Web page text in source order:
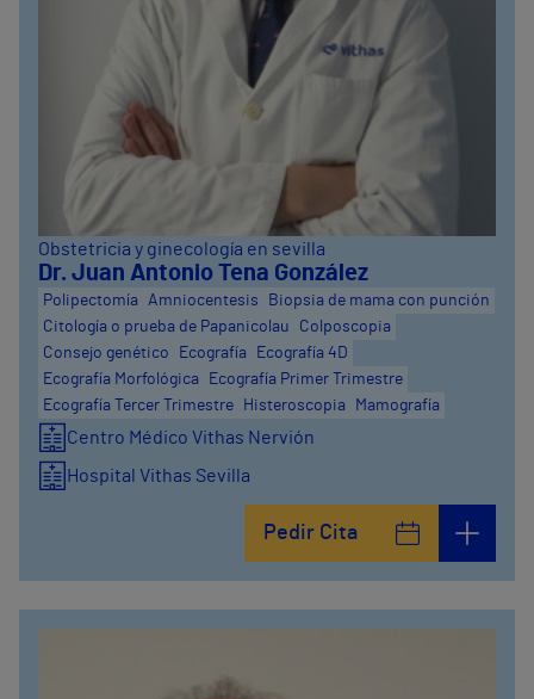
Obstetricia y ginecología en sevilla
Dr. Juan Antonio Tena González
Polipectomía Amniocentesis
Biopsia de mama con punción
Citología o prueba de Papanicolau
Colposcopia
Consejo genético
Ecografía
Ecografía 4D
Ecografía Morfológica
Ecografía Primer Trimestre
Ecografía Tercer Trimestre
Histeroscopia Mamografía
Centro Médico Vithas Nervión
Hospital Vithas Sevilla
Pedir Cita